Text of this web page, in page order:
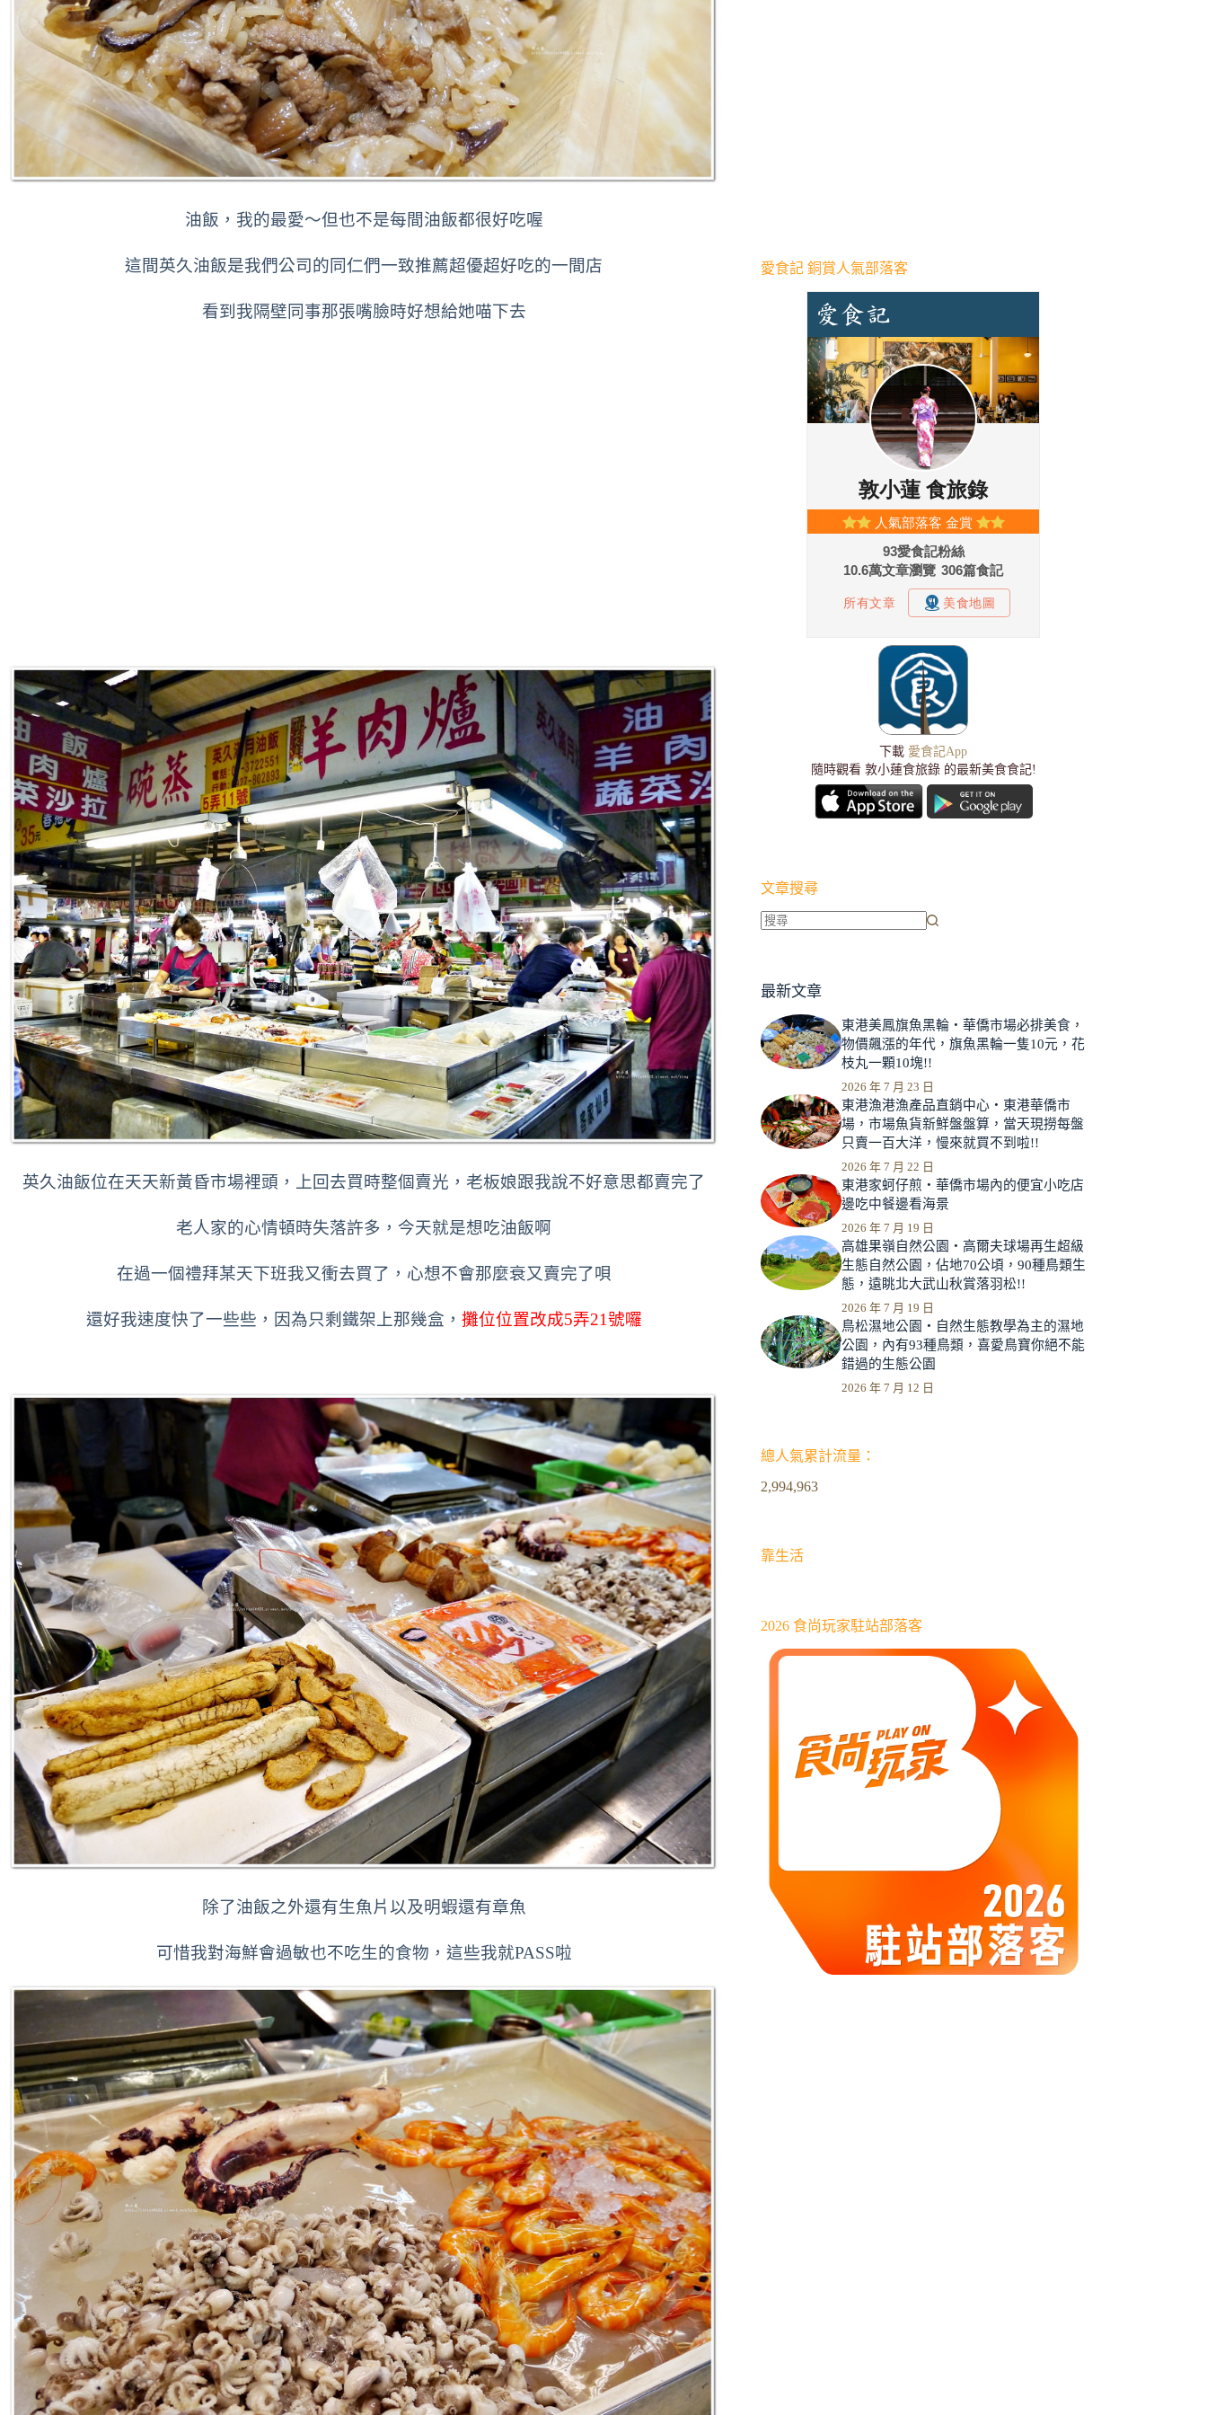
油飯，我的最愛～但也不是每間油飯都很好吃喔
這間英久油飯是我們公司的同仁們一致推薦超優超好吃的一間店
看到我隔壁同事那張嘴臉時好想給她喵下去
英久油飯位在天天新黃昏市場裡頭， 上回去買時整個賣光，老板娘跟我說不好意思都賣完了
老人家的心情頓時失落許多， 今天就是想吃油飯啊
在過一個禮拜某天下班我又衝去買了，心想不會那麼衰又賣完了唄
還好我速度快了一些些，因為只剩鐵架上那幾盒， 攤位位置改成5弄21號囉
除了油飯之外還有生魚片以及明蝦還有章魚
可惜我對海鮮會過敏也不吃生的食物， 這些我就PASS啦
愛食記 銅賞人氣部落客
下載 愛食記App
隨時觀看 敦小蓮食旅錄 的最新美食食記!
文章搜尋
到
合
條
結
果
最新文章
東港美鳳旗魚黑輪‧華僑市場必排美食，
物價飆漲的年代，旗魚黑輪一隻10元，花
枝丸一顆10塊!!
2026 年 7 月 23 日
東港漁港漁產品直銷中心‧東港華僑市
場，市場魚貨新鮮盤盤算，當天現撈每盤
只賣一百大洋，慢來就買不到啦!!
2026 年 7 月 22 日
東港家蚵仔煎‧華僑市場內的便宜小吃店
邊吃中餐邊看海景
2026 年 7 月 19 日
高雄果嶺自然公園‧高爾夫球場再生超級
生態自然公園，佔地70公頃，90種鳥類生
態，遠眺北大武山秋賞落羽松!!
2026 年 7 月 19 日
鳥松濕地公園‧自然生態教學為主的濕地
公園，內有93種鳥類，喜愛鳥寶你絕不能
錯過的生態公園
2026 年 7 月 12 日
總人氣累計流量：
2,994,963
靠生活
2026 食尚玩家駐站部落客